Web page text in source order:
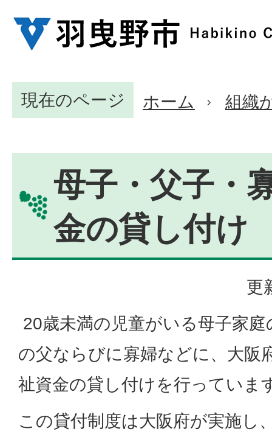
現在のページ ホーム 組織
母子・父子・
金の貸し付け
更
20歳未満の児童がいる母子家
の父ならびに寡婦などに、大阪
祉資金の貸し付けを行っていま
この貸付制度は大阪府が実施し